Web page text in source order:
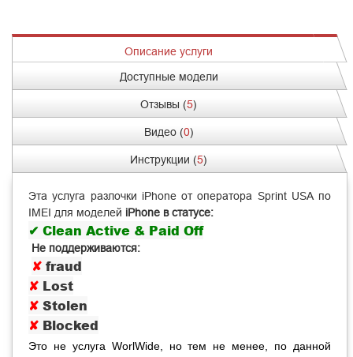
Описание услуги
Доступные модели
Отзывы (5)
Видео (0)
Инструкции (5)
Эта услуга разлочки iPhone от оператора Sprint USA по
IMEI для моделей iPhone в статусе:
✔ Clean Active & Paid Off
Не поддерживаются:
✘ fraud
✘ Lost
✘ Stolen
✘ Blocked
Это не услуга WorlWide, но тем не менее, по данной